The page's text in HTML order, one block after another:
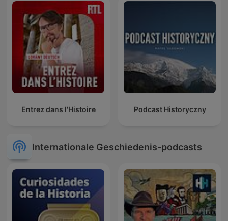
Entrez dans l'Histoire Podcast Historyczny
Internationale Geschiedenis-podcasts